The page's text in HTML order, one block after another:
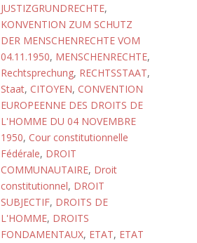
JUSTIZGRUNDRECHTE,
KONVENTION ZUM SCHUTZ
DER MENSCHENRECHTE VOM
04.11.1950, MENSCHENRECHTE,
Rechtsprechung, RECHTSSTAAT,
Staat, CITOYEN, CONVENTION
EUROPEENNE DES DROITS DE
L'HOMME DU 04 NOVEMBRE
1950, Cour constitutionnelle
Fédérale, DROIT
COMMUNAUTAIRE, Droit
constitutionnel, DROIT
SUBJECTIF, DROITS DE
L'HOMME, DROITS
FONDAMENTAUX, ETAT, ETAT